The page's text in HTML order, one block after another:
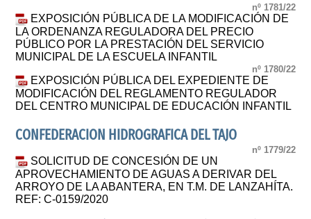
nº 1781/22
EXPOSICIÓN PÚBLICA DE LA MODIFICACIÓN DE
LA ORDENANZA REGULADORA DEL PRECIO
PÚBLICO POR LA PRESTACIÓN DEL SERVICIO
MUNICIPAL DE LA ESCUELA INFANTIL
nº 1780/22
EXPOSICIÓN PÚBLICA DEL EXPEDIENTE DE
MODIFICACIÓN DEL REGLAMENTO REGULADOR
DEL CENTRO MUNICIPAL DE EDUCACIÓN INFANTIL
CONFEDERACION HIDROGRAFICA DEL TAJO
nº 1779/22
SOLICITUD DE CONCESIÓN DE UN
APROVECHAMIENTO DE AGUAS A DERIVAR DEL
ARROYO DE LA ABANTERA, EN T.M. DE LANZAHÍTA.
REF: C-0159/2020